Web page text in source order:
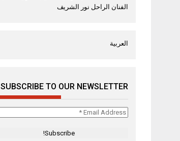
الفنان الراحل نور الشريف
العربية
SUBSCRIBE TO OUR NEWSLETTER
Email